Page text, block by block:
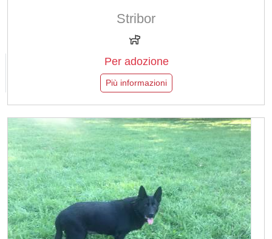
Stribor
Per adozione
Più informazioni